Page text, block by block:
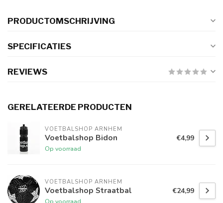
PRODUCTOMSCHRIJVING
SPECIFICATIES
REVIEWS
GERELATEERDE PRODUCTEN
VOETBALSHOP ARNHEM
Voetbalshop Bidon
Op voorraad
€4,99
VOETBALSHOP ARNHEM
Voetbalshop Straatbal
Op voorraad
€24,99